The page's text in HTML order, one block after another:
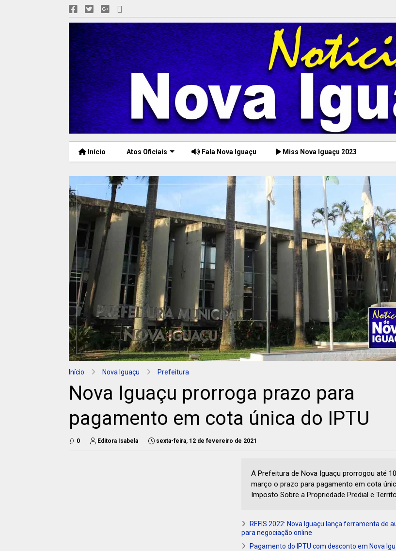
Início Atos Oficiais Fala Nova Iguaçu Miss Nova Iguaçu 2023
Início Nova Iguaçu Prefeitura
Nova Iguaçu prorroga prazo para
pagamento em cota única do IPTU
0 Editora Isabela sexta-feira, 12 de fevereiro de 2021
A Prefeitura de Nova Iguaçu prorrogou até
março o prazo para pagamento em cota
Imposto Sobre a Propriedade Predial e
REFIS 2022: Nova Iguaçu lança ferramenta de
para negociação online
Pagamento do IPTU com desconto em Nova